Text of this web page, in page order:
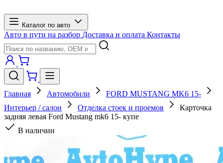
Каталог по авто
Авто в пути на разбор Доставка и оплата Контакты
Главная Автомобили
FORD MUSTANG MK6 15-
Интерьер / салон
Отделка стоек и проемов
Карточка
задняя левая Ford Mustang mk6 15- купе
В наличии